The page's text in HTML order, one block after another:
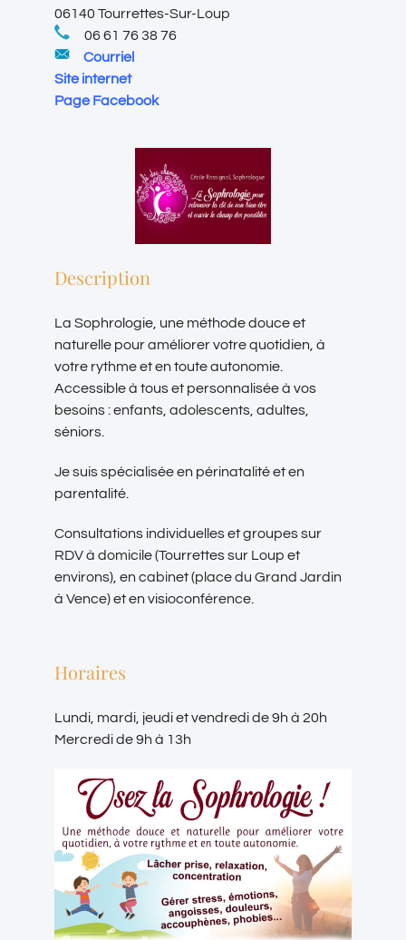
06140 Tourrettes-Sur-Loup
06 61 76 38 76
Courriel
Site internet
Page Facebook
Description
La Sophrologie, une méthode douce et
naturelle pour améliorer votre quotidien, à
votre rythme et en toute autonomie.
Accessible à tous et personnalisée à vos
besoins : enfants, adolescents, adultes,
séniors.
Je suis spécialisée en périnatalité et en
parentalité.
Consultations individuelles et groupes sur
RDV à domicile (Tourrettes sur Loup et
environs), en cabinet (place du Grand Jardin
à Vence) et en visioconférence.
Horaires
Lundi, mardi, jeudi et vendredi de 9h à 20h
Mercredi de 9h à 13h